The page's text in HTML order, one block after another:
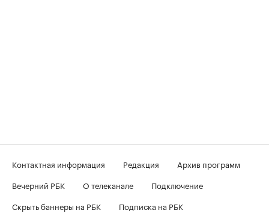
Контактная информация Редакция
Архив программ
Вечерний РБК
О телеканале
Подключение
Скрыть баннеры на РБК
Подписка на РБК